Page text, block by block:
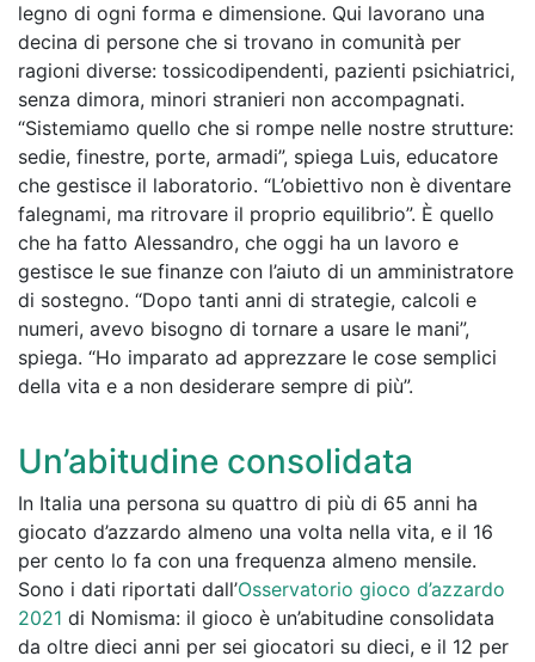
legno di ogni forma e dimensione. Qui lavorano una
decina di persone che si trovano in comunità per
ragioni diverse: tossicodipendenti, pazienti psichiatrici,
senza dimora, minori stranieri non accompagnati.
“Sistemiamo quello che si rompe nelle nostre strutture:
sedie, finestre, porte, armadi”, spiega Luis, educatore
che gestisce il laboratorio. “L’obiettivo non è diventare
falegnami, ma ritrovare il proprio equilibrio”. È quello
che ha fatto Alessandro, che oggi ha un lavoro e
gestisce le sue finanze con l’aiuto di un amministratore
di sostegno. “Dopo tanti anni di strategie, calcoli e
numeri, avevo bisogno di tornare a usare le mani”,
spiega. “Ho imparato ad apprezzare le cose semplici
della vita e a non desiderare sempre di più”.
Un’abitudine consolidata
In Italia una persona su quattro di più di 65 anni ha
giocato d’azzardo almeno una volta nella vita, e il 16
per cento lo fa con una frequenza almeno mensile.
Sono i dati riportati dall’Osservatorio gioco d’azzardo
2021 di Nomisma: il gioco è un’abitudine consolidata
da oltre dieci anni per sei giocatori su dieci, e il 12 per